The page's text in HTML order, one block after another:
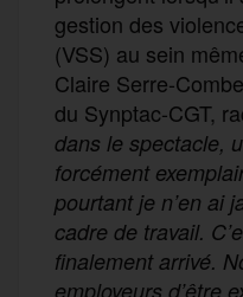
gestion des
(VSS) au sein
Claire Serre-
du Synptac-CGT,
dans le spectacle,
forcément
pourtant je n’en ai
cadre de travail.
finalement arrivé.
employeurs d’être